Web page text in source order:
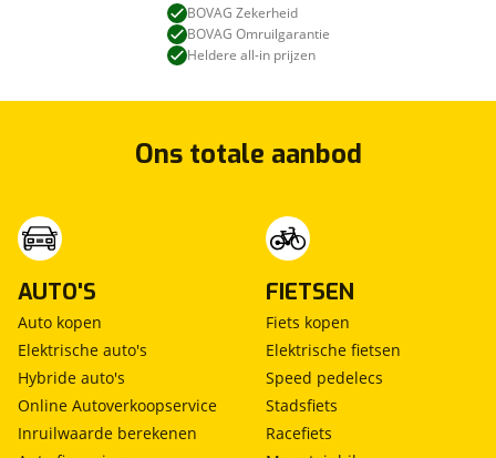
bestuurdersairbag
bots waarschuwing systeem
cruise control adaptief
elektronische remkrachtverdeling
hoofd airbag(s) achter
hoofdsteunen anti-whiplash
rijstrooksensor met correctie
start/stop systeem
stuurbekrachtiging snelheidsafhankelijk
BOVAG Zekerheid
BOVAG Omruilgarantie
Heldere all-in prijzen
Ons totale aanbod
AUTO'S
Auto kopen
Elektrische auto's
Hybride auto's
Online Autoverkoopservice
Inruilwaarde berekenen
FIETSEN
Fiets kopen
Elektrische fietsen
Speed pedelecs
Stadsfiets
Racefiets